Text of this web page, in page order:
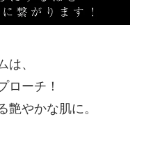
は、
ローチ！
艶やかな肌に。